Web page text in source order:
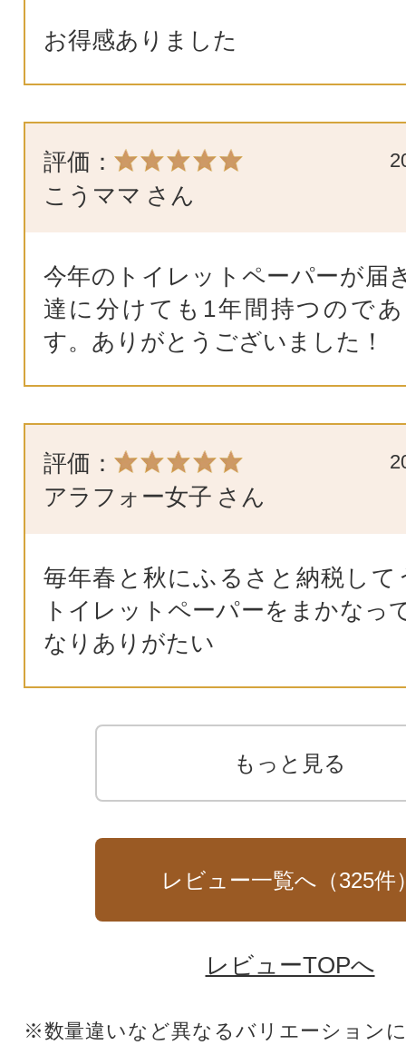
お得感ありました
評価：
こうママ さん
今年のトイレットペーパーが届
達に分けても1年間持つので
す。ありがとうございました！
評価：
アラフォー女子 さん
毎年春と秋にふるさと納税して
トイレットペーパーをまかなっ
なりありがたい
もっと見る
レビュー一覧へ（325件
レビューTOPへ
※数量違いなど異なるバリエーション